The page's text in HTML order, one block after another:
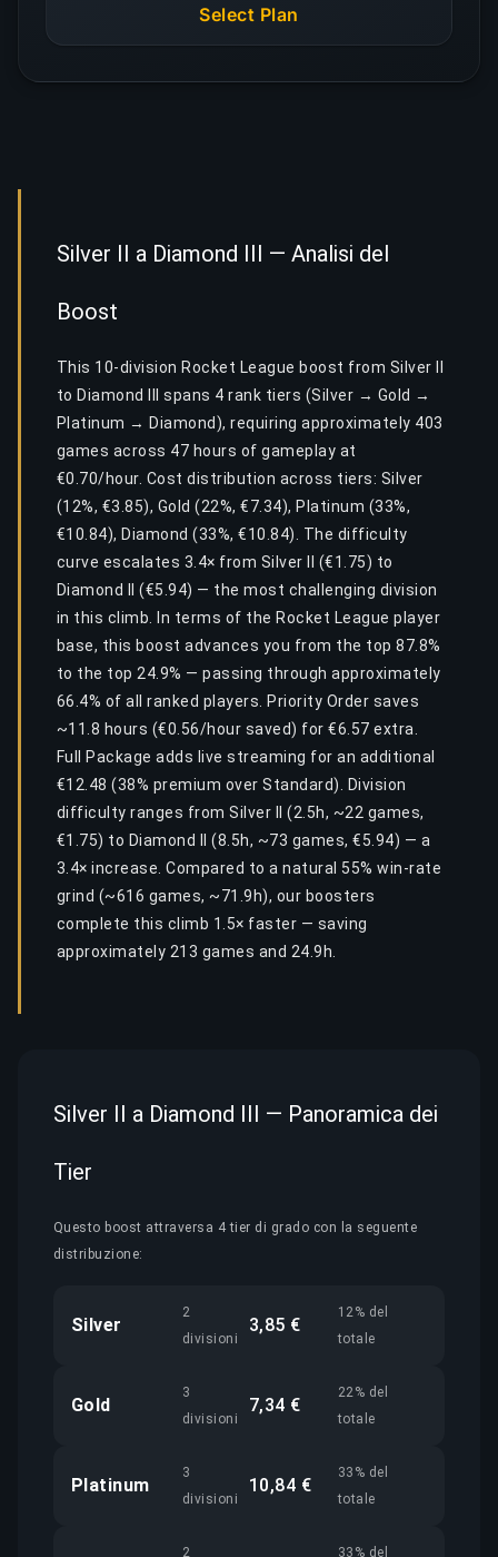
Select Plan
Silver II a Diamond III — Analisi del
Boost
This 10-division Rocket League boost from Silver II
to Diamond III spans 4 rank tiers (Silver → Gold →
Platinum → Diamond), requiring approximately 403
games across 47 hours of gameplay at
€0.70/hour. Cost distribution across tiers: Silver
(12%, €3.85), Gold (22%, €7.34), Platinum (33%,
€10.84), Diamond (33%, €10.84). The difficulty
curve escalates 3.4× from Silver II (€1.75) to
Diamond II (€5.94) — the most challenging division
in this climb. In terms of the Rocket League player
base, this boost advances you from the top 87.8%
to the top 24.9% — passing through approximately
66.4% of all ranked players. Priority Order saves
~11.8 hours (€0.56/hour saved) for €6.57 extra.
Full Package adds live streaming for an additional
€12.48 (38% premium over Standard). Division
difficulty ranges from Silver II (2.5h, ~22 games,
€1.75) to Diamond II (8.5h, ~73 games, €5.94) — a
3.4× increase. Compared to a natural 55% win-rate
grind (~616 games, ~71.9h), our boosters
complete this climb 1.5× faster — saving
approximately 213 games and 24.9h.
Silver II a Diamond III — Panoramica dei
Tier
Questo boost attraversa 4 tier di grado con la seguente
distribuzione:
Silver
2
divisioni
3,85 €
12% del
totale
Gold
3
divisioni
7,34 €
22% del
totale
Platinum
3
divisioni
10,84 €
33% del
totale
2 33% del